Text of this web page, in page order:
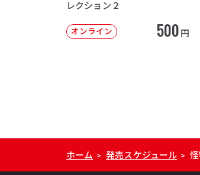
レクション２
オンライン 500円
ホーム > 発売スケジュール >